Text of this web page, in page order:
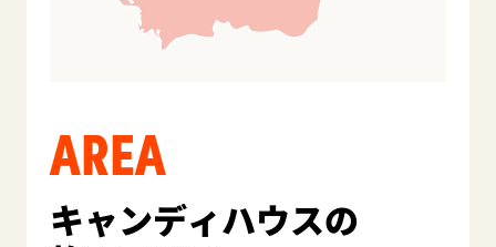
AREA
キャンディハウスの